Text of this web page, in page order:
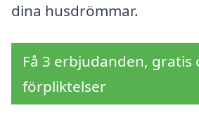
dina husdrömmar.
Få 3 erbjudanden, gratis
förpliktelser